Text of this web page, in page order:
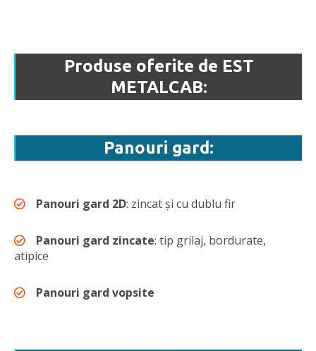
Produse oferite de EST
METALCAB:
Panouri gard:
Panouri gard 2D: zincat și cu dublu fir
Panouri gard zincate: tip grilaj, bordurate,
atipice
Panouri gard vopsite